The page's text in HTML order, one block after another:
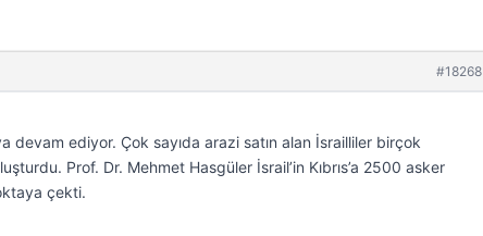
#18268
devam ediyor. Çok sayıda arazi satın alan İsrailliler birçok
Prof. Dr. Mehmet Hasgüler İsrail’in Kıbrıs’a 2500 asker
çekti.